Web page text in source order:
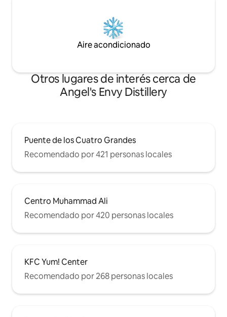
Aire acondicionado
Otros lugares de interés cerca de
Angel's Envy Distillery
Puente de los Cuatro Grandes
Recomendado por 421 personas locales
Centro Muhammad Ali
Recomendado por 420 personas locales
KFC Yum! Center
Recomendado por 268 personas locales